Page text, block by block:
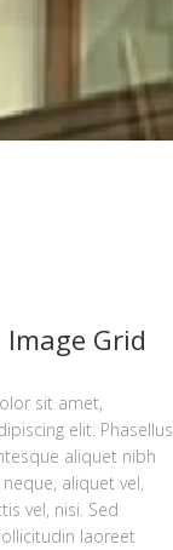
Grid
sit amet,
elit. Phasellus
aliquet nibh
aliquet vel,
vel, nisi. Sed
laoreet